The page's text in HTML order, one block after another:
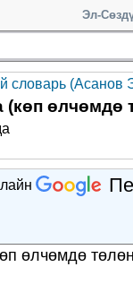
Эл-
словарь (Асанов
(көп өлчөмдө